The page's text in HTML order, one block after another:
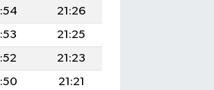
21:26
21:25
21:23
21:21